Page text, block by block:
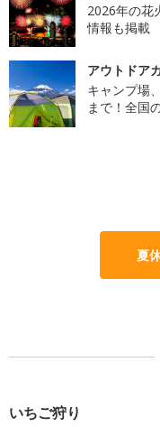
2026年の花
情報も掲載
アウトドア
キャンプ場
まで！全国
夏
いちご狩り